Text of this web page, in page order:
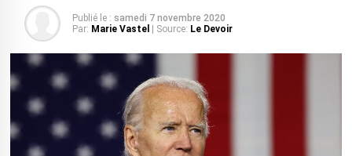
Publié le : samedi 7 novembre 2020
Par: Marie Vastel | Source: Le Devoir